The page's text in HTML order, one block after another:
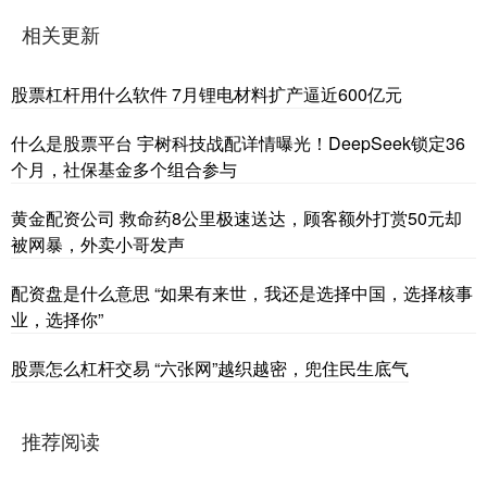
相关更新
股票杠杆用什么软件 7月锂电材料扩产逼近600亿元
什么是股票平台 宇树科技战配详情曝光！DeepSeek锁定36
个月，社保基金多个组合参与
黄金配资公司 救命药8公里极速送达，顾客额外打赏50元却
被网暴，外卖小哥发声
配资盘是什么意思 “如果有来世，我还是选择中国，选择核事
业，选择你”
股票怎么杠杆交易 “六张网”越织越密，兜住民生底气
推荐阅读